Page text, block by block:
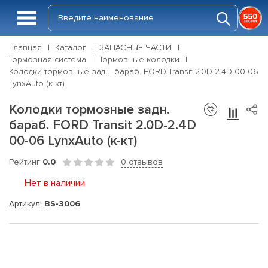
Главная Каталог
ЗАПАСНЫЕ ЧАСТИ
Тормозная система
Тормозные колодки
Колодки тормозные задн. бараб. FORD Transit 2.0D-2.4D 00-06
LynxAuto (к-кт)
Колодки тормозные задн.
бараб. FORD Transit 2.0D-2.4D
00-06 LynxAuto (к-кт)
Рейтинг 0.0 0 отзывов
Нет в наличии
Артикул: BS-3006